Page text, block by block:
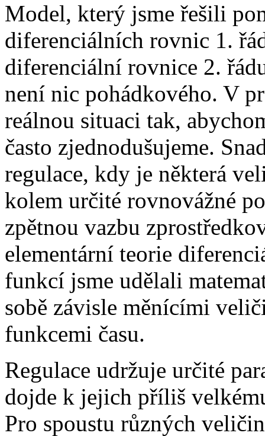
Model, který jsme řešili
diferenciálních rovnic 1.
diferenciální rovnice 2.
není nic pohádkového. V
reálnou situaci tak,
často zjednodušujeme.
regulace, kdy je některá
kolem určité rovnovážné
zpětnou vazbu
elementární teorie
funkcí jsme udělali
sobě závisle měnícími
funkcemi času.
Regulace udržuje určité
dojde k jejich příliš
Pro spoustu různých